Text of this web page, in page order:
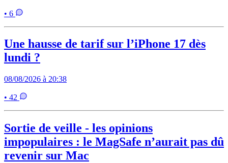
• 6
Une hausse de tarif sur l’iPhone 17 dès
lundi ?
08/08/2026 à 20:38
• 42
Sortie de veille - les opinions
impopulaires : le MagSafe n’aurait pas dû
revenir sur Mac